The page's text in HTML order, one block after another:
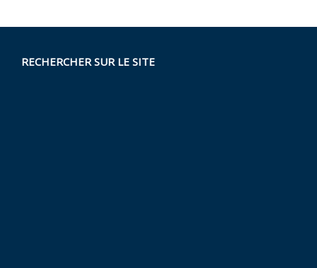
RECHERCHER SUR LE SITE